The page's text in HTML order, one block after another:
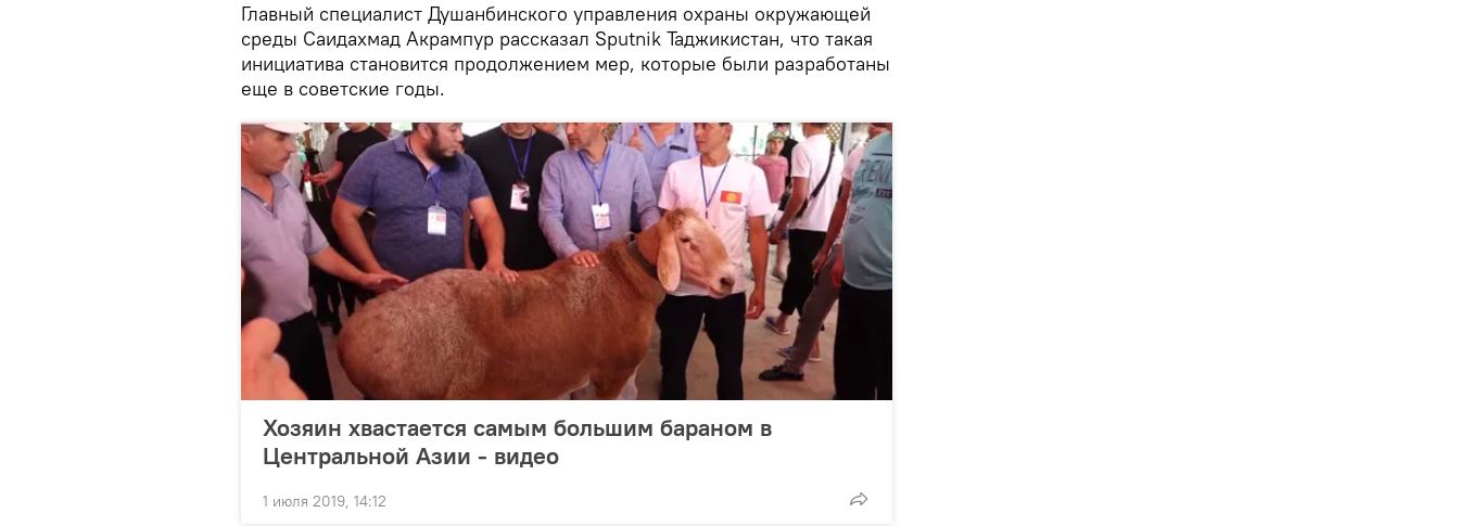
Главный специалист Душанбинского управления охраны окружающей
среды Саидахмад Акрампур рассказал Sputnik Таджикистан, что такая
инициатива становится продолжением мер, которые были разработаны
еще в советские годы.
Хозяин хвастается самым большим бараном в
Центральной Азии - видео
1 июля 2019, 14:12